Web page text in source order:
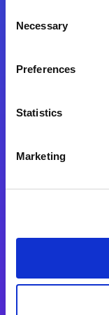
Selection
Necessary
Preferences
Statistics
Marketing